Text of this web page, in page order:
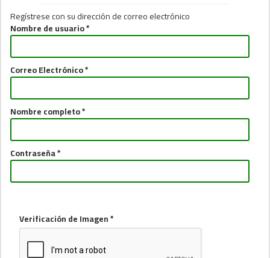
Regístrese con su dirección de correo electrónico
Nombre de usuario *
Correo Electrónico *
Nombre completo *
Contraseña *
Verificación de Imagen *